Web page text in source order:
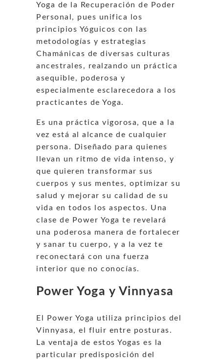
Yoga de la Recuperación de Poder
Personal, pues unifica los
principios Yóguicos con las
metodologías y estrategias
Chamánicas de diversas culturas
ancestrales, realzando un práctica
asequible, poderosa y
especialmente esclarecedora a los
practicantes de Yoga.
Es una práctica vigorosa, que a la
vez está al alcance de cualquier
persona. Diseñado para quienes
llevan un ritmo de vida intenso, y
que quieren transformar sus
cuerpos y sus mentes, optimizar su
salud y mejorar su calidad de su
vida en todos los aspectos. Una
clase de Power Yoga te revelará
una poderosa manera de fortalecer
y sanar tu cuerpo, y a la vez te
reconectará con una fuerza
interior que no conocías.
Power Yoga y Vinnyasa
El Power Yoga utiliza principios del
Vinnyasa, el fluir entre posturas.
La ventaja de estos Yogas es la
particular predisposición del